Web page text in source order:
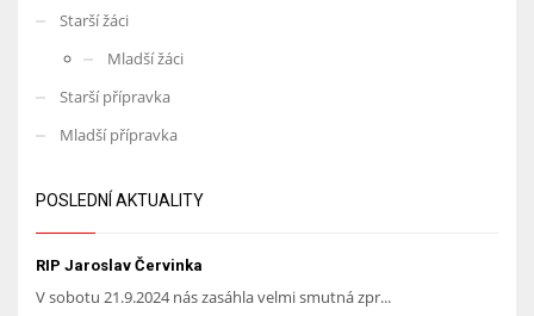
Starší žáci
Mladší žáci
Starší přípravka
Mladší přípravka
POSLEDNÍ AKTUALITY
RIP Jaroslav Červinka
V sobotu 21.9.2024 nás zasáhla velmi smutná zpr...